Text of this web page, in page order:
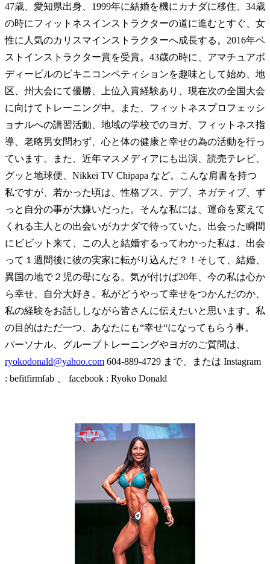
47歳、愛知県出身、1999年に結婚を機にカナダに移住、34歳
の時にフィットネスインストラクターの道に進むとすぐ、女
性に人気のカリスマインストラクターへ成長する。2016年ベ
ストインストラクター賞を受賞。43歳の時に、アマチュアボ
ディービルのビキニコンペティションを趣味として始め、地
区、州大会にて優勝、上位入賞経験あり、現在次の全国大会
に向けてトレーニング中。また、フィットネスプロフェッシ
ョナルへの講習活動、地域の学校でのヨガ、フィットネス指
導、老略男女問わず、心と体の健康と幸せの為の活動を行っ
ています。また、近年マスメディアにも出演、読売テレビ、
グッと地球便、Nikkei TV Chipapa など。こんな肩書を持つ
私ですが、若かった頃は、性格ブス、デブ、ネガティブ、ず
っと自分の事が大嫌いだった。そんな私には、運命を変えて
くれる主人との出会いがカナダで待っていた。出会った瞬間
にビビット来て、この人と結婚するってわかった私は、出会
って１週間後に彼の実家に転がり込んだ？！そして、結婚、
異国の地で２児の母になる。気が付けば20年、今の私は心か
ら幸せ、自分大好き。私がどうやって幸せをつかんだのか、
私の経験をお話ししながら皆さんに伝えたいと思います。私
の目的はただ一つ、あなたにも“幸せ“になってもらう事。
パーソナル、グループトレーニングやヨガのご質問は、
ryokodonald@yahoo.com 604-889-4729 まで、または Instagram
: befitfirmfab 、 facebook : Ryoko Donald